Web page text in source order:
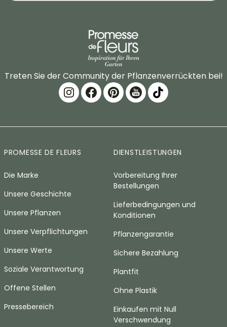
Treten Sie der Community der Pflanzenverrückten bei!
PROMESSE DE FLEURS
Die Marke
Unsere Geschichte
Unsere Pflanzen
Unsere Verpflichtungen
Unsere Werte
Soziale Verantwortung
Offene Stellen
Pressebereich
DIENSTLEISTUNGEN
Vorbereitung Ihrer
Bestellungen
Lieferbedingungen und
Konditionen
Pflanzengarantie
Sichere Bezahlung
Plantfit
Ohne Plastik
Einkaufen mit Null
Verschwendung